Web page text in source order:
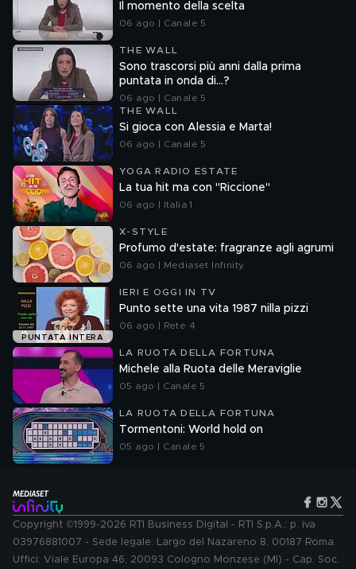
Il momento della scelta
06 ago | Canale 5
THE WALL
Sono trascorsi più anni dalla prima
puntata in onda di...?
06 ago | Canale 5
THE WALL
Si gioca con Alessia e Marta!
06 ago | Canale 5
YOGA RADIO ESTATE
La tua hit ma con "Riccione"
06 ago | Italia 1
X-STYLE
Profumo d'estate: fragranze agli agrumi
06 ago | Mediaset Infinity
PUNTATA INTERA
IERI E OGGI IN TV
Punto sette una vita 1987 nilla pizzi
06 ago | Rete 4
LA RUOTA DELLA FORTUNA
Michele alla Ruota delle Meraviglie
05 ago | Canale 5
LA RUOTA DELLA FORTUNA
Tormentoni: World hold on
05 ago | Canale 5
Copyright ©1999-2026 RTI Business Digital - RTI S.p.A.: p. iva
03976881007 - Sede legale: Largo del Nazareno 8, 00187 Roma.
Uffici: Viale Europa 46, 20093 Cologno Monzese (MI) - Cap. Soc.